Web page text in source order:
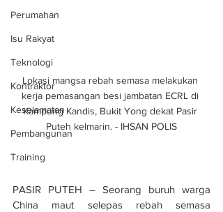
Perumahan
Isu Rakyat
Teknologi
Kontraktor
Keselamatan
Pembangunan
Training
Lokasi mangsa rebah semasa melakukan
kerja pemasangan besi jambatan ECRL di
Kampung Kandis, Bukit Yong dekat Pasir
Puteh kelmarin. - IHSAN POLIS
PASIR PUTEH – Seorang buruh warga
China maut selepas rebah semasa